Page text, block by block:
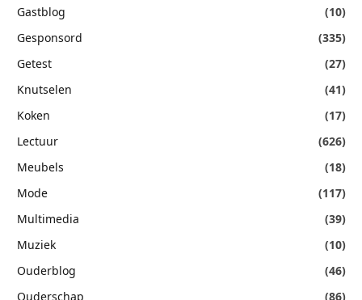
Gastblog
(10)
Gesponsord
(335)
Getest
(27)
Knutselen
(41)
Koken
(17)
Lectuur
(626)
Meubels
(18)
Mode
(117)
Multimedia
(39)
Muziek
(10)
Ouderblog
(46)
Ouderschap
(86)